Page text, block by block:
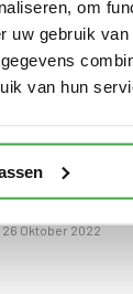
om
gebruik
van hun
26 Oktober 2022